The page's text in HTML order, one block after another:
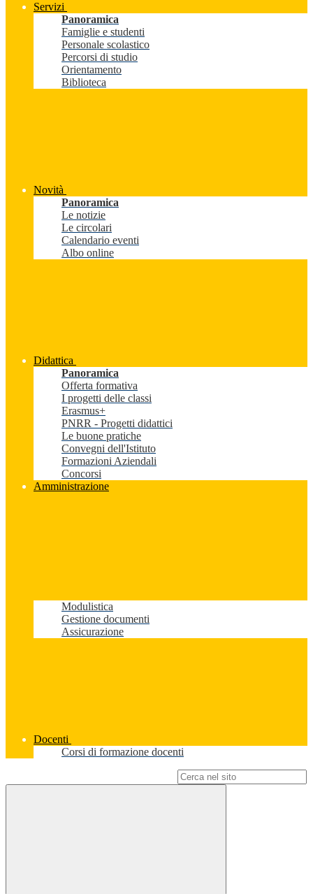
Servizi
Panoramica
Famiglie e studenti
Personale scolastico
Percorsi di studio
Orientamento
Biblioteca
Novità
Panoramica
Le notizie
Le circolari
Calendario eventi
Albo online
Didattica
Panoramica
Offerta formativa
I progetti delle classi
Erasmus+
PNRR - Progetti didattici
Le buone pratiche
Convegni dell'Istituto
Formazioni Aziendali
Concorsi
Amministrazione
Modulistica
Gestione documenti
Assicurazione
Docenti
Corsi di formazione docenti